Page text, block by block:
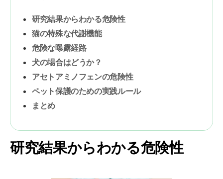
研究結果からわかる危険性
猫の特殊な代謝機能
危険な曝露経路
犬の場合はどうか？
アセトアミノフェンの危険性
ペット保護のための実践ルール
まとめ
研究結果からわかる危険性